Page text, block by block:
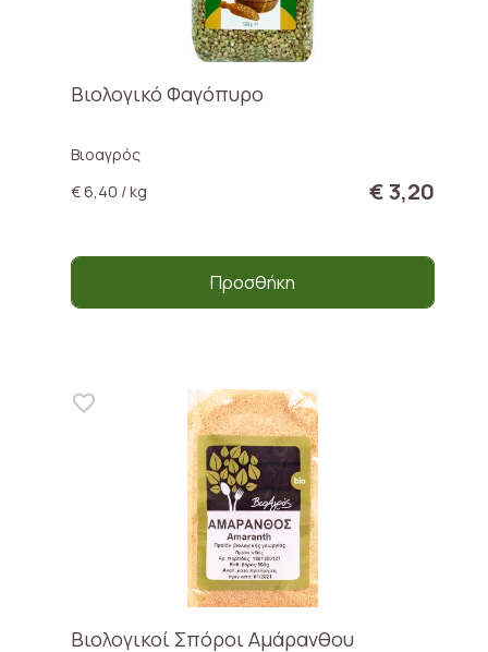
Βιολογικό Φαγόπυρο
Βιοαγρός
€ 6,40 / kg
€ 3,20
Προσθήκη
Βιολογικοί Σπόροι Αμάρανθου